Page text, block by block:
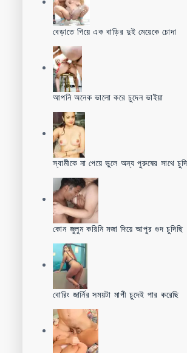
বেড়াতে গিয়ে এক বাড়ির দুই মেয়েকে চোদা
আপনি অনেক ভালো করে চুদেন ভাইয়া
স্বামীকে না পেয়ে ভুলে অন্য পুরুষের সাথে
কোন জুলুম করিনি মজা দিয়ে আপুর গুদ চুদিছি
বোরিং জার্নির সময়টা মাগী চুদেই পার করেছি